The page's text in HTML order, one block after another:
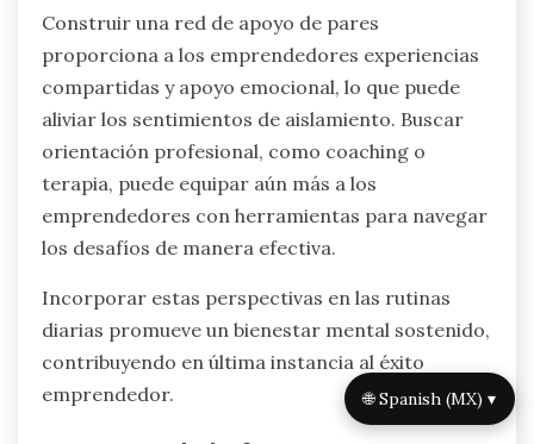
Construir una red de apoyo de pares
proporciona a los emprendedores experiencias
compartidas y apoyo emocional, lo que puede
aliviar los sentimientos de aislamiento. Buscar
orientación profesional, como coaching o
terapia, puede equipar aún más a los
emprendedores con herramientas para navegar
los desafíos de manera efectiva.
Incorporar estas perspectivas en las rutinas
diarias promueve un bienestar mental sostenido,
contribuyendo en última instancia al éxito
emprendedor.
🌐 Spanish (MX) ▾